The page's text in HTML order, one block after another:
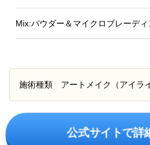
Mix:パウダー＆マイクロブレーディ
施術種類 アートメイク（アイラ
公式サイトで詳